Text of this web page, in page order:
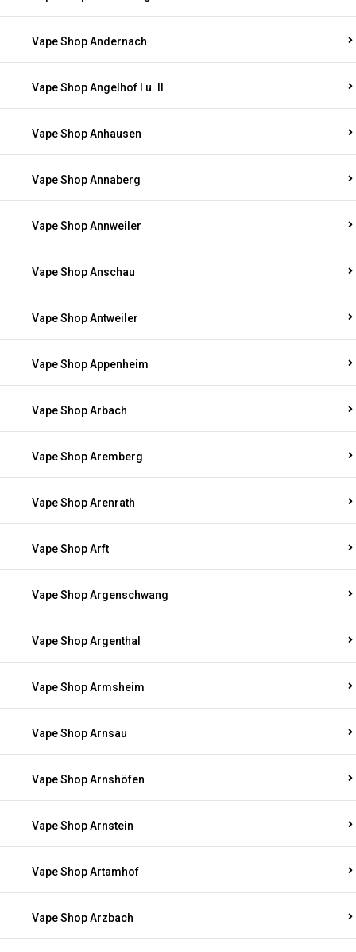
Vape Shop Andernach
Vape Shop Angelhof I u. II
Vape Shop Anhausen
Vape Shop Annaberg
Vape Shop Annweiler
Vape Shop Anschau
Vape Shop Antweiler
Vape Shop Appenheim
Vape Shop Arbach
Vape Shop Aremberg
Vape Shop Arenrath
Vape Shop Arft
Vape Shop Argenschwang
Vape Shop Argenthal
Vape Shop Armsheim
Vape Shop Arnsau
Vape Shop Arnshöfen
Vape Shop Arnstein
Vape Shop Artamhof
Vape Shop Arzbach